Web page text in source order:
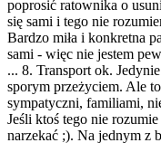
poprosić ratownika o
się sami i tego nie
Bardzo miła i konkretna
sami - więc nie jestem
... 8. Transport ok.
sporym przeżyciem. Ale
sympatyczni, familiami,
Jeśli ktoś tego nie
narzekać ;). Na jednym z